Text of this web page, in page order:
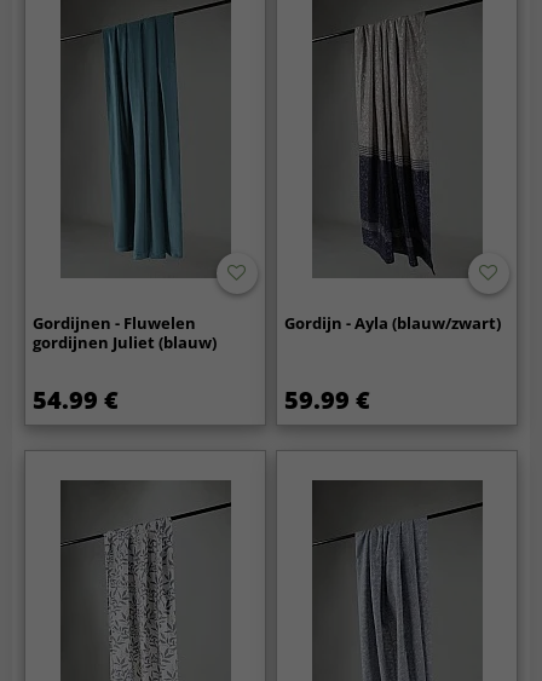
Gordijnen - Fluwelen
gordijnen Juliet (blauw)
54.99 €
Gordijn - Ayla (blauw/zwart)
59.99 €